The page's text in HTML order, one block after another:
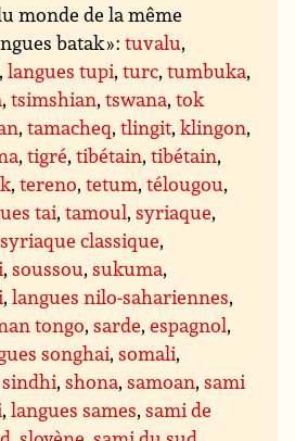
monde de la même
batak » :tuvalu,
,langues tupi,turc,tumbuka,
,tsimshian,tswana,tok
,tamacheq,tlingit,klingon,
,tigré,tibétain,tibétain,
,tereno,tetum,télougou,
tai,tamoul,syriaque,
syriaque classique,
,soussou,sukuma,
,langues nilo-sahariennes,
tongo,sarde,espagnol,
songhai,somali,
sindhi,shona,samoan,sami
,langues sames,sami de